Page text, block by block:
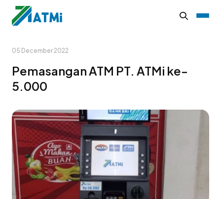
05 December 2022
Pemasangan ATM PT. ATMi ke-
5.000